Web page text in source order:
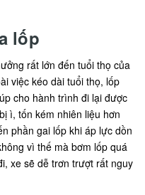
lốp
rất lớn đến tuổi thọ của
việc kéo dài tuổi thọ, lốp
cho hành trình đi lại được
ì, tốn kém nhiên liệu hơn
phần gai lốp khi áp lực dồn
vì thế mà bơm lốp quá
xe sẽ dễ trơn trượt rất nguy